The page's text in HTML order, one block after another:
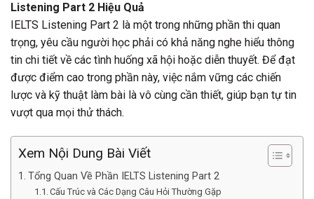
Listening Part 2 Hiệu Quả
IELTS Listening Part 2 là một trong những phần thi quan
trọng, yêu cầu người học phải có khả năng nghe hiểu thông
tin chi tiết về các tình huống xã hội hoặc diễn thuyết. Để đạt
được điểm cao trong phần này, việc nắm vững các chiến
lược và kỹ thuật làm bài là vô cùng cần thiết, giúp bạn tự tin
vượt qua mọi thử thách.
Xem Nội Dung Bài Viết
Tổng Quan Về Phần IELTS Listening Part 2
Cấu Trúc và Các Dạng Câu Hỏi Thường Gặp